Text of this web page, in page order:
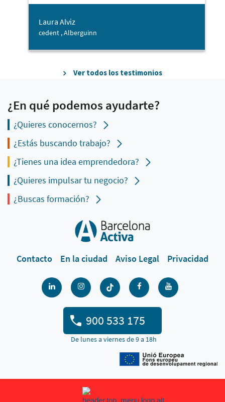
Laura Alviz
cedent , Alberguinn
Ver todos los testimonios
¿En qué podemos ayudarte?
¿Quieres conocernos?
¿Estás buscando trabajo?
¿Tienes una idea emprendedora?
¿Quieres impulsar tu negocio?
¿Buscas formación?
Contacto En la ciudad Aviso Legal Privacidad
900 533 175
De lunes a viernes de 9 a 18h